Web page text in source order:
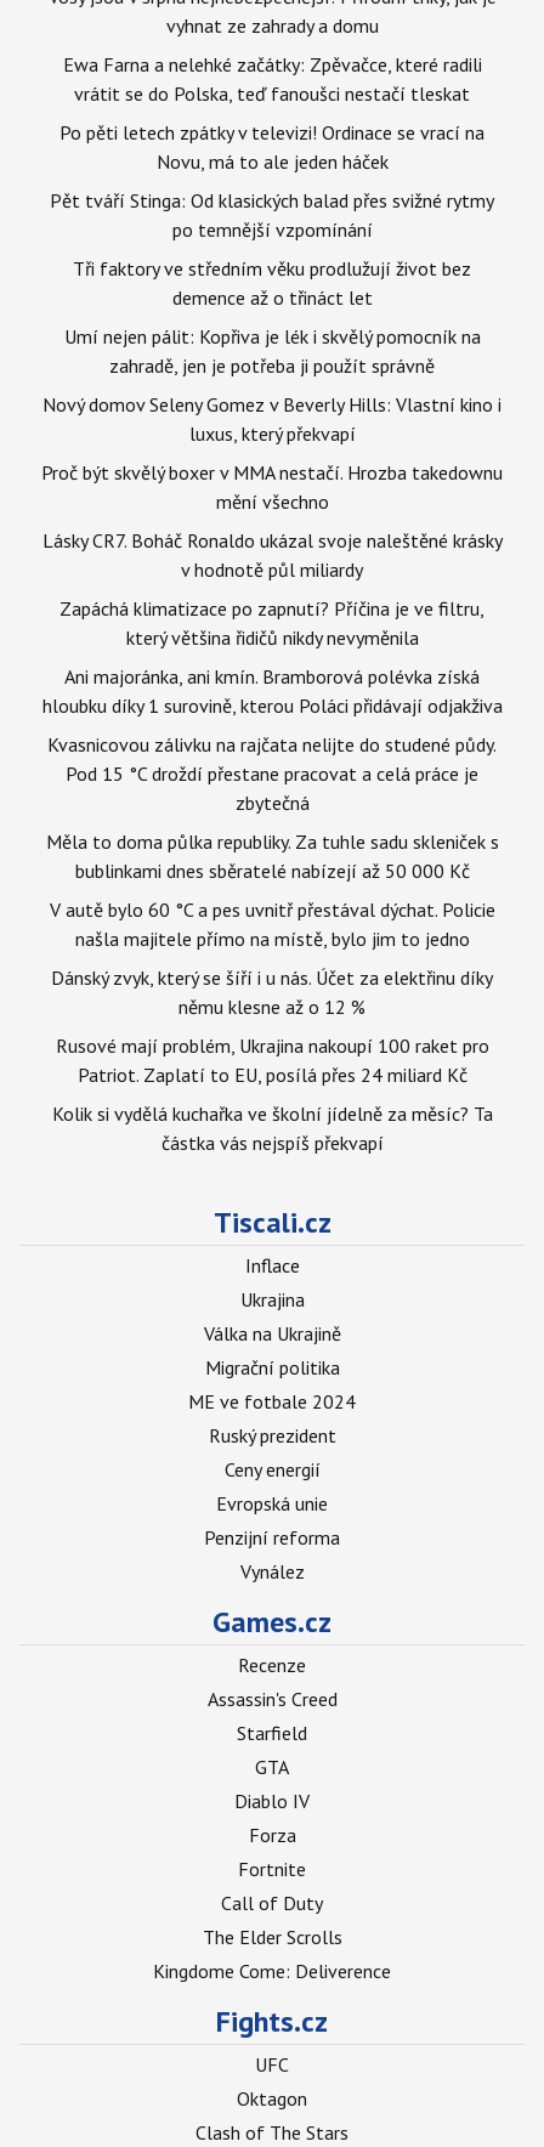
vyhnat ze zahrady a domu
Ewa Farna a nelehké začátky: Zpěvačce, které radili
vrátit se do Polska, teď fanoušci nestačí tleskat
Po pěti letech zpátky v televizi! Ordinace se vrací na
Novu, má to ale jeden háček
Pět tváří Stinga: Od klasických balad přes svižné rytmy
po temnější vzpomínání
Tři faktory ve středním věku prodlužují život bez
demence až o třináct let
Umí nejen pálit: Kopřiva je lék i skvělý pomocník na
zahradě, jen je potřeba ji použít správně
Nový domov Seleny Gomez v Beverly Hills: Vlastní kino i
luxus, který překvapí
Proč být skvělý boxer v MMA nestačí. Hrozba takedownu
mění všechno
Lásky CR7. Boháč Ronaldo ukázal svoje naleštěné krásky
v hodnotě půl miliardy
Zapáchá klimatizace po zapnutí? Příčina je ve filtru,
který většina řidičů nikdy nevyměnila
Ani majoránka, ani kmín. Bramborová polévka získá
hloubku díky 1 surovině, kterou Poláci přidávají odjakživa
Kvasnicovou zálivku na rajčata nelijte do studené půdy.
Pod 15 °C droždí přestane pracovat a celá práce je
zbytečná
Měla to doma půlka republiky. Za tuhle sadu skleniček s
bublinkami dnes sběratelé nabízejí až 50 000 Kč
V autě bylo 60 °C a pes uvnitř přestával dýchat. Policie
našla majitele přímo na místě, bylo jim to jedno
Dánský zvyk, který se šíří i u nás. Účet za elektřinu díky
němu klesne až o 12 %
Rusové mají problém, Ukrajina nakoupí 100 raket pro
Patriot. Zaplatí to EU, posílá přes 24 miliard Kč
Kolik si vydělá kuchařka ve školní jídelně za měsíc? Ta
částka vás nejspíš překvapí
Tiscali.cz
Inflace
Ukrajina
Válka na Ukrajině
Migrační politika
ME ve fotbale 2024
Ruský prezident
Ceny energií
Evropská unie
Penzijní reforma
Vynález
Games.cz
Recenze
Assassin's Creed
Starfield
GTA
Diablo IV
Forza
Fortnite
Call of Duty
The Elder Scrolls
Kingdome Come: Deliverence
Fights.cz
UFC
Oktagon
Clash of The Stars